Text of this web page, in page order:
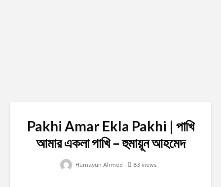
Pakhi Amar Ekla Pakhi | পাখি
আমার একলা পাখি – হুমায়ূন আহমেদ
Humayun Ahmed 83 views